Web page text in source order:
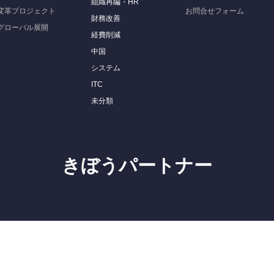
革プロジェクト
ローバル展開
財務改善
経費削減
中国
システム
ITC
未分類
お問合せフォーム
きぼうパートナー